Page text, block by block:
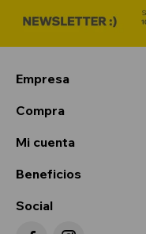
Empresa
Compra
Mi cuenta
Beneficios
Social